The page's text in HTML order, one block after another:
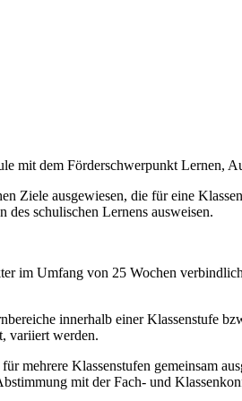
mit dem Förderschwerpunkt Lernen,
Ziele ausgewiesen, die für eine
des schulischen Lernens ausweisen.
im Umfang von 25 Wochen
innerhalb einer Klassenstufe
variiert werden.
mehrere Klassenstufen gemeinsam
mit der Fach- und